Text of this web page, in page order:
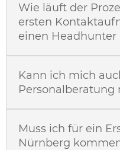
Wie läuft der
ersten
einen Headhunter
Kann ich mich
Personalberatung
Muss ich für ein
Nürnberg